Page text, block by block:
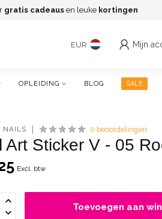
gratis cadeaus en leuke kortingen
EUR Mijn
OPLEIDING BLOG SALE
NAILS 0 beoordelingen
Art Sticker V - 05
Excl. btw
Toevoegen aan